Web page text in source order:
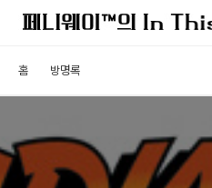
홈 방명록